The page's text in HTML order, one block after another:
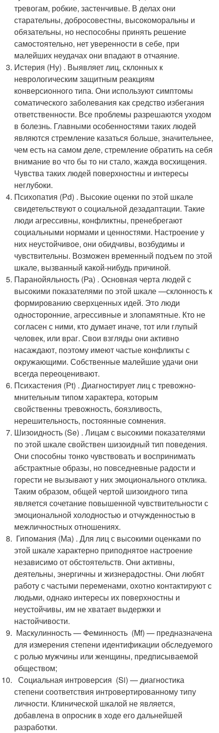
тревогам, робкие, застенчивые. В делах они
старательны, добросовестны, высокоморальны и
обязательны, но неспособны принять решение
самостоятельно, нет уверенности в себе, при
малейших неудачах они впадают в отчаяние.
Истерия (Ну) . Выявляет лиц, склонных к
неврологическим защитным реакциям
конверсионного типа. Они используют симптомы
соматического заболевания как средство избегания
ответственности. Все проблемы разрешаются уходом
в болезнь. Главными особенностями таких людей
являются стремление казаться больше, значительнее,
чем есть на самом деле, стремление обратить на себя
внимание во что бы то ни стало, жажда восхищения.
Чувства таких людей поверхностны и интересы
неглубоки.
Психопатия (Рd) . Высокие оценки по этой шкале
свидетельствуют о социальной дезадаптации. Такие
люди агрессивны, конфликтны, пренебрегают
социальными нормами и ценностями. Настроение у
них неустойчивое, они обидчивы, возбудимы и
чувствительны. Возможен временный подъем по этой
шкале, вызванный какой-нибудь причиной.
Паранойяльность (Ра) . Основная черта людей с
высокими показателями по этой шкале —склонность к
формированию сверхценных идей. Это люди
односторонние, агрессивные и злопамятные. Кто не
согласен с ними, кто думает иначе, тот или глупый
человек, или враг. Свои взгляды они активно
насаждают, поэтому имеют частые конфликты с
окружающими. Собственные малейшие удачи они
всегда переоценивают.
Психастения (Рt) . Диагностирует лиц с тревожно-
мнительным типом характера, которым
свойственны тревожность, боязливость,
нерешительность, постоянные сомнения.
Шизоидность (Se) . Лицам с высокими показателями
по этой шкале свойствен шизоидный тип поведения.
Они способны тонко чувствовать и воспринимать
абстрактные образы, но повседневные радости и
горести не вызывают у них эмоционального отклика.
Таким образом, общей чертой шизоидного типа
является сочетание повышенной чувствительности с
эмоциональной холодностью и отчужденностью в
межличностных отношениях.
Гипомания (Ма) . Для лиц с высокими оценками по
этой шкале характерно приподнятое настроение
независимо от обстоятельств. Они активны,
деятельны, энергичны и жизнерадостны. Они любят
работу с частыми переменами, охотно контактируют с
людьми, однако интересы их поверхностны и
неустойчивы, им не хватает выдержки и
настойчивости.
Маскулинность — Феминность (Mf) — предназначена
для измерения степени идентификации обследуемого
с ролью мужчины или женщины, предписываемой
обществом;
Социальная интроверсия (Si) — диагностика
степени соответствия интровертированному типу
личности. Клинической шкалой не является,
добавлена в опросник в ходе его дальнейшей
разработки.